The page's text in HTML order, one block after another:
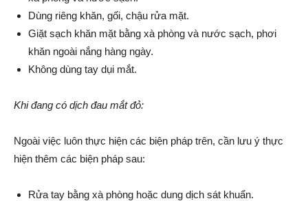
Dùng riêng khăn, gối, chậu rửa mặt.
Giặt sạch khăn mặt bằng xà phòng và nước sạch, phơi
khăn ngoài nắng hàng ngày.
Không dùng tay dụi mắt.
Khi đang có dịch đau mắt đỏ:
Ngoài việc luôn thực hiện các biện pháp trên, cần lưu ý thực
hiện thêm các biện pháp sau:
Rửa tay bằng xà phòng hoặc dung dịch sát khuẩn.